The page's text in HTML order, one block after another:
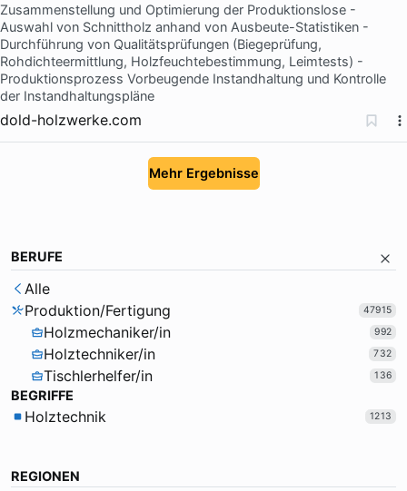
Zusammenstellung und Optimierung der Produktionslose -
Auswahl von Schnittholz anhand von Ausbeute-Statistiken -
Durchführung von Qualitätsprüfungen (Biegeprüfung,
Rohdichteermittlung, Holzfeuchtebestimmung, Leimtests) -
Produktionsprozess Vorbeugende Instandhaltung und Kontrolle
der Instandhaltungspläne
dold-holzwerke.com
Mehr Ergebnisse
BERUFE
Alle
Produktion/Fertigung
47915
Holzmechaniker/in 992
Holztechniker/in 732
Tischlerhelfer/in 136
BEGRIFFE
Holztechnik 1213
REGIONEN